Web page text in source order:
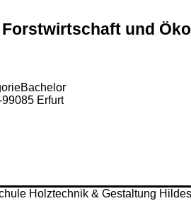
und
Bachelor
Erfurt